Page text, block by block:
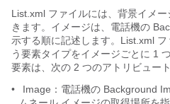
List.xml ファイルには、背景イメ
きます。イメージは、電話機の
示する順に記述します。List.xml
う要素タイプをイメージごとに 1
要素は、次の 2 つのアトリビュー
•
Image：電話機の Background